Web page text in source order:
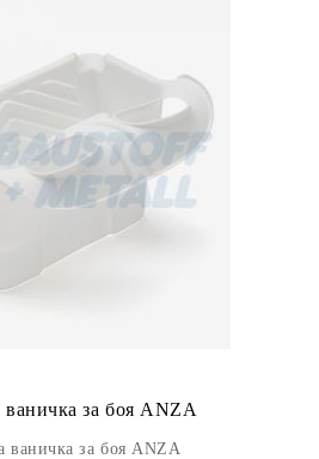
за боя ANZA
ваничка за боя ANZA